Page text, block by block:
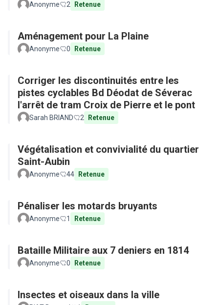
Anonyme 2 Retenue
Aménagement pour La Plaine
Anonyme 0 Retenue
Corriger les discontinuités entre les
pistes cyclables Bd Déodat de Séverac
l'arrêt de tram Croix de Pierre et le pont
Sarah BRIAND 2 Retenue
Végétalisation et convivialité du quartier
Saint-Aubin
Anonyme 44 Retenue
Pénaliser les motards bruyants
Anonyme 1 Retenue
Bataille Militaire aux 7 deniers en 1814
Anonyme 0 Retenue
Insectes et oiseaux dans la ville